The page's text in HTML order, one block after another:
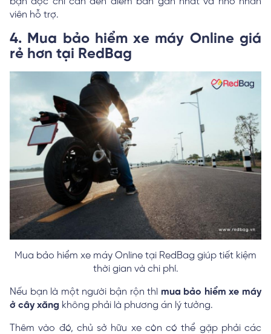
viên hỗ trợ.
4. Mua bảo hiểm xe máy Online giá
rẻ hơn tại RedBag
Mua bảo hiểm xe máy Online tại RedBag giúp tiết kiệm
thời gian và chi phí.
Nếu bạn là một người bận rộn thì mua bảo hiểm xe máy
ở cây xăng không phải là phương án lý tưởng.
Thêm vào đó, chủ sở hữu xe còn có thể gặp phải các